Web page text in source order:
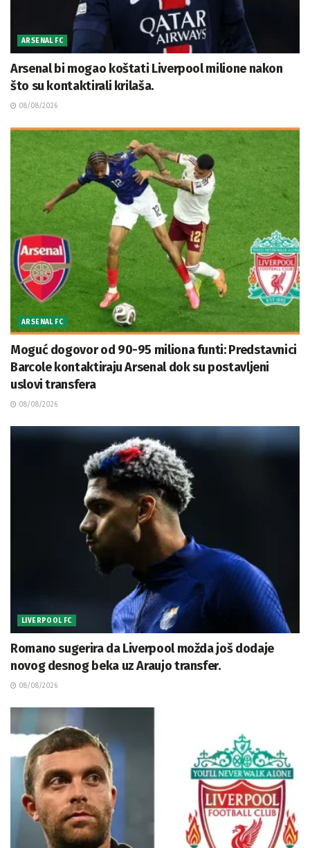
ARSENAL FC
Arsenal bi mogao koštati Liverpool milione nakon
što su kontaktirali krilaša.
08/08/2026
ARSENAL FC
Moguć dogovor od 90-95 miliona funti: Predstavnici
Barcole kontaktiraju Arsenal dok su postavljeni
uslovi transfera
08/08/2026
LIVERPOOL FC
Romano sugerira da Liverpool možda još dodaje
novog desnog beka uz Araujo transfer.
08/08/2026